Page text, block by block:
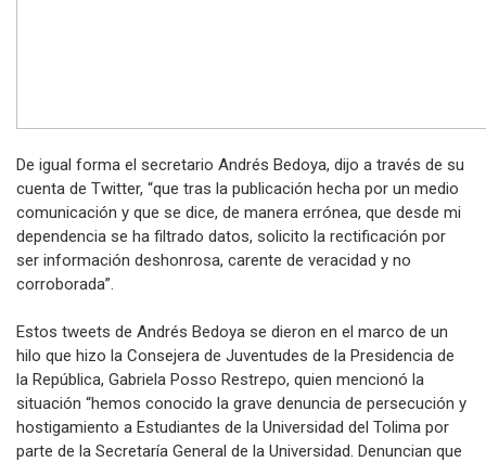
De igual forma el secretario Andrés Bedoya, dijo a través de su
cuenta de Twitter, “que tras la publicación hecha por un medio
comunicación y que se dice, de manera errónea, que desde mi
dependencia se ha filtrado datos, solicito la rectificación por
ser información deshonrosa, carente de veracidad y no
corroborada”.
Estos tweets de Andrés Bedoya se dieron en el marco de un
hilo que hizo la Consejera de Juventudes de la Presidencia de
la República, Gabriela Posso Restrepo, quien mencionó la
situación “hemos conocido la grave denuncia de persecución y
hostigamiento a Estudiantes de la Universidad del Tolima por
parte de la Secretaría General de la Universidad. Denuncian que